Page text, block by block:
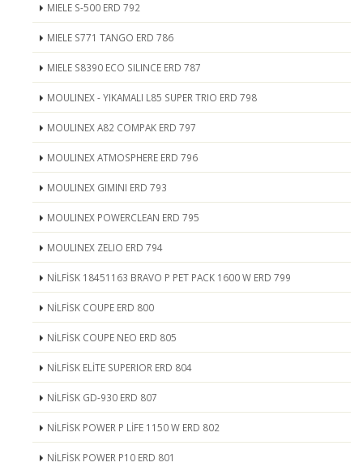
MIELE S-500 ERD 792
MIELE S771 TANGO ERD 786
MIELE S8390 ECO SILINCE ERD 787
MOULINEX - YIKAMALI L85 SUPER TRIO ERD 798
MOULINEX A82 COMPAK ERD 797
MOULINEX ATMOSPHERE ERD 796
MOULINEX GIMINI ERD 793
MOULINEX POWERCLEAN ERD 795
MOULINEX ZELIO ERD 794
NİLFİSK 18451163 BRAVO P PET PACK 1600 W ERD 799
NİLFİSK COUPE ERD 800
NİLFİSK COUPE NEO ERD 805
NİLFİSK ELİTE SUPERIOR ERD 804
NİLFİSK GD-930 ERD 807
NİLFİSK POWER P LİFE 1150 W ERD 802
NİLFİSK POWER P10 ERD 801